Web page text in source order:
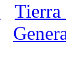
Tierra